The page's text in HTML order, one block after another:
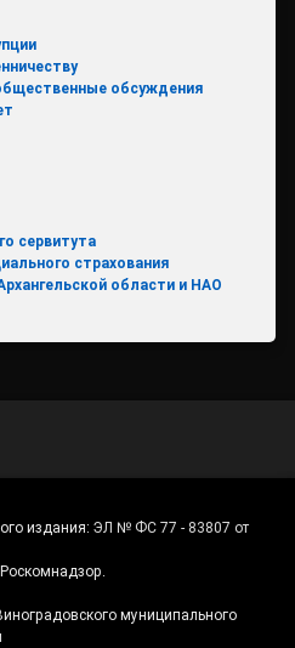
обсуждения
сервитута
страхования
области и НАО
издания: ЭЛ № ФС 77 - 83807 от
муниципального